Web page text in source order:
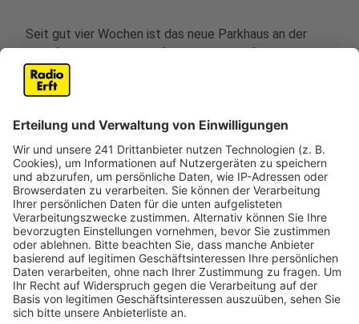
Seit gut vier Wochen ist das neue Parkhaus an der
Josefstraße in Frechen für den Verkehr freigegeben.
Dienstag und vielleicht auch am Mittwoch müssen
Autofahrer jedoch mit Einschränkungen rechnen. Die
gezielte Nacharbeiten durchführen. Dabei werden
verbogene Stahlmatten an der Fassade ausgetauscht.
Dieser Fehler war bereits bei der offiziellen Abnahme
des Neubaus als optischer Mangel vermerkt worden.
Die Stadt betont ausdrücklich, dass die Sicherheit und
Funktionalität für die Nutzer zu jeder Zeit gegeben
war.
Das Parkhaus an der Josefstraße wurde nach einem
kompletten Abriss und Neubau Ende Mai offiziell
eröffnet. Insgesamt bietet das moderne Gebäude